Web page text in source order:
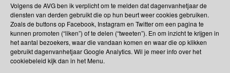
Volgens de AVG ben ik verplicht om te melden dat dagenvanhetjaar de
diensten van derden gebruikt die op hun beurt weer cookies gebruiken.
Zoals de buttons op Facebook, Instagram en Twitter om een pagina te
kunnen promoten (“liken”) of te delen (“tweeten”). En om inzicht te krijgen in
het aantal bezoekers, waar die vandaan komen en waar die op klikken
gebruikt dagenvanhetjaar Google Analytics. Wil je meer info over het
cookiebeleid kijk dan in het Menu.